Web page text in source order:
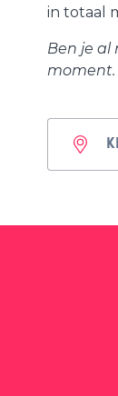
in totaal
Ben je al
moment.